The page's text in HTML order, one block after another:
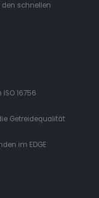
den schnellen
16756
Getreidequalität
im EDGE